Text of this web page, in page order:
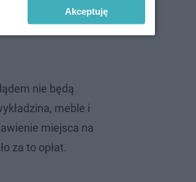
nie będą
meble i
miejsca na
za to opłat.
Akceptuję